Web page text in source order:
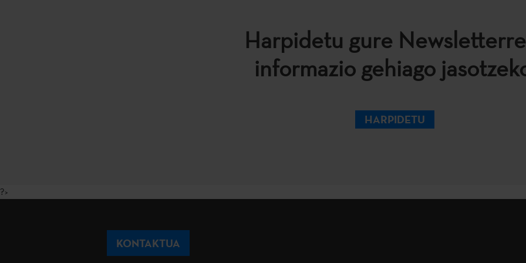
Harpidetu gure
informazio gehiago
HARPIDETU
?>
KONTAKTUA